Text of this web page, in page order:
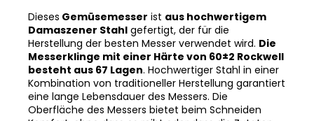
Dieses Gemüsemesser ist aus hochwertigem
Damaszener Stahl gefertigt, der für die
Herstellung der besten Messer verwendet wird. Die
Messerklinge mit einer Härte von 60±2 Rockwell
besteht aus 67 Lagen. Hochwertiger Stahl in einer
Kombination von traditioneller Herstellung garantiert
eine lange Lebensdauer des Messers. Die
Oberfläche des Messers bietet beim Schneiden